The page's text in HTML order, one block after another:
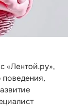
«Лентой.ру»,
поведения,